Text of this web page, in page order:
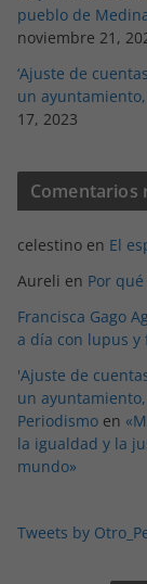
pueblo de
noviembre 21,
‘Ajuste de
un
17, 2023
Comentarios
celestino en El
Aureli en Por
Francisca Gago
a día con lupus y
'Ajuste de
un
Periodismo en
la igualdad y la
mundo»
Tweets by